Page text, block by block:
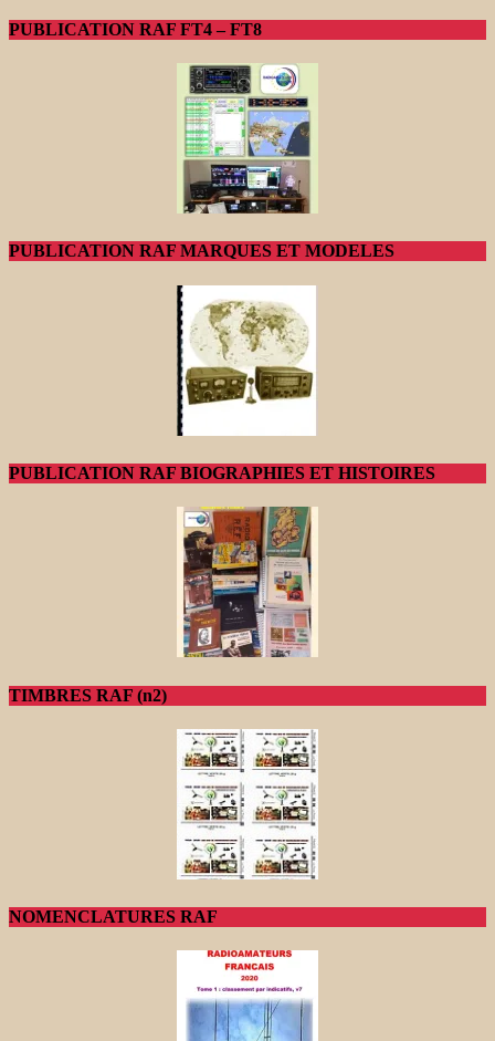
PUBLICATION RAF FT4 – FT8
PUBLICATION RAF MARQUES ET MODELES
PUBLICATION RAF BIOGRAPHIES ET HISTOIRES
TIMBRES RAF (n2)
NOMENCLATURES RAF